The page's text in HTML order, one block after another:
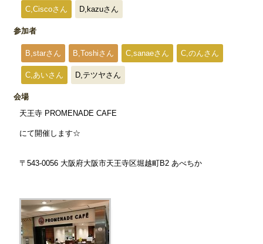
C,Ciscoさん D,kazuさん
参加者
B,starさん B,Toshiさん C,sanaeさん C,のんさん
C,あいさん D,テツヤさん
会場
天王寺 PROMENADE CAFE
にて開催します☆
〒543-0056 大阪府大阪市天王寺区堀越町B2 あべちか